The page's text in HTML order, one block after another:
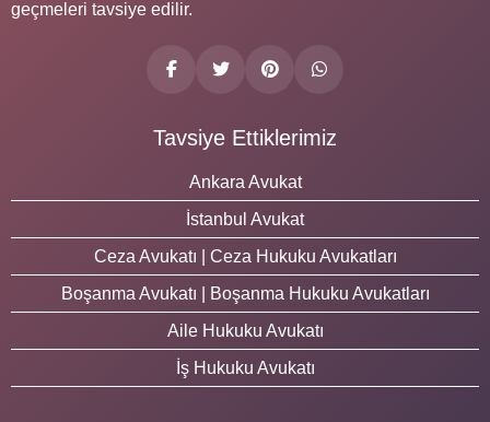
geçmeleri tavsiye edilir.
Tavsiye Ettiklerimiz
Ankara Avukat
İstanbul Avukat
Ceza Avukatı | Ceza Hukuku Avukatları
Boşanma Avukatı | Boşanma Hukuku Avukatları
Aile Hukuku Avukatı
İş Hukuku Avukatı